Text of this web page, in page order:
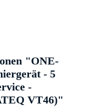
"ONE-
- 5
-
VT46)"